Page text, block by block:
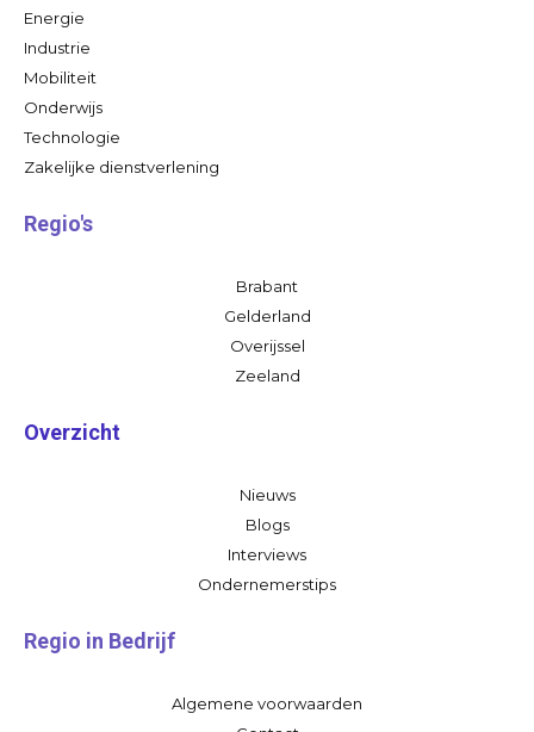
Energie
Industrie
Mobiliteit
Onderwijs
Technologie
Zakelijke dienstverlening
Regio's
Brabant
Gelderland
Overijssel
Zeeland
Overzicht
Nieuws
Blogs
Interviews
Ondernemerstips
Regio in Bedrijf
Algemene voorwaarden